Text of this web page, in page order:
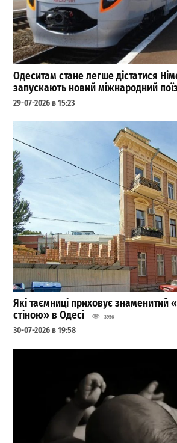
Одеситам стане легше дістатися
запускають новий міжнародний
29-07-2026 в 15:23
Які таємниці приховує знаменитий
стіною» в Одесі
3956
30-07-2026 в 19:58